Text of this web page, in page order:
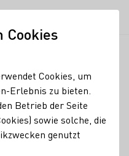
von
Cookies
Cookies, um
Erlebnis zu bieten.
Betrieb der Seite
sowie solche, die
genutzt